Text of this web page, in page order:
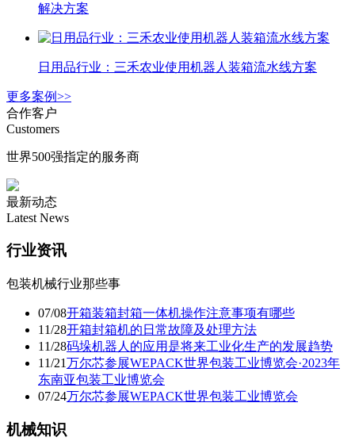
解决方案
日用品行业：三禾农业使用机器人装箱流水线方案
更多案例>>
合作客户
Customers
世界500强指定的服务商
最新动态
Latest News
行业资讯
包装机械行业那些事
07/08开箱装箱封箱一体机操作注意事项有哪些
11/28开箱封箱机的日常故障及处理方法
11/28码垛机器人的应用是将来工业化生产的发展趋势
11/21万尔芯参展WEPACK世界包装工业博览会·2023年
东南亚包装工业博览会
07/24万尔芯参展WEPACK世界包装工业博览会
机械知识